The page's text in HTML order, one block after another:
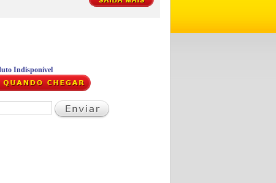
Indisponível